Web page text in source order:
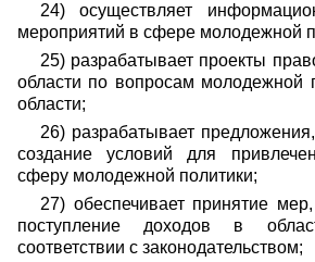
24) осуществляет
мероприятий в сфере молодежной
25) разрабатывает проекты
области по вопросам молодежной
области;
26) разрабатывает
создание условий для
сферу молодежной политики;
27) обеспечивает принятие
поступление доходов в
соответствии с законодательством;